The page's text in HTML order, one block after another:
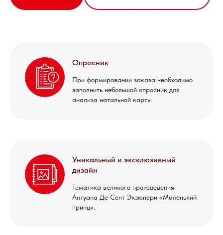
Опросник
При формировании заказа необходимо
заполнить небольшой опросник для
анализа натальной карты
Уникальный и эксклюзивный
дизайн
Тематика великого произведения
Антуана Де Сент Экзюпери «Маленький
принц».